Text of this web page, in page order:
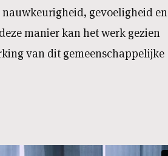
gevoeligheid en
manier kan het werk gezien
van dit gemeenschappelijke